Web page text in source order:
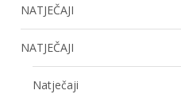
NATJEČAJI
NATJEČAJI
Natječaji